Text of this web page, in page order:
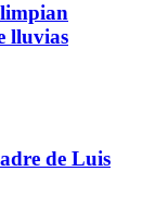
lluvias
de Luis